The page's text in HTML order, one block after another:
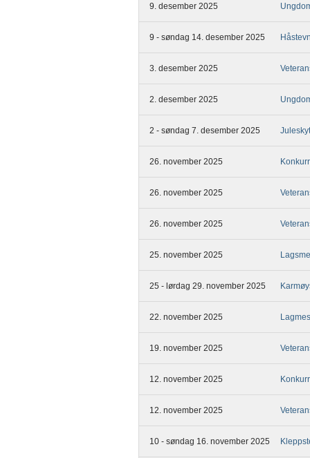
9. desember 2025
9 - søndag 14. desember 2025
3. desember 2025
2. desember 2025
2 - søndag 7. desember 2025
26. november 2025
26. november 2025
26. november 2025
25. november 2025
25 - lørdag 29. november 2025
22. november 2025
19. november 2025
12. november 2025
12. november 2025
10 - søndag 16. november 2025